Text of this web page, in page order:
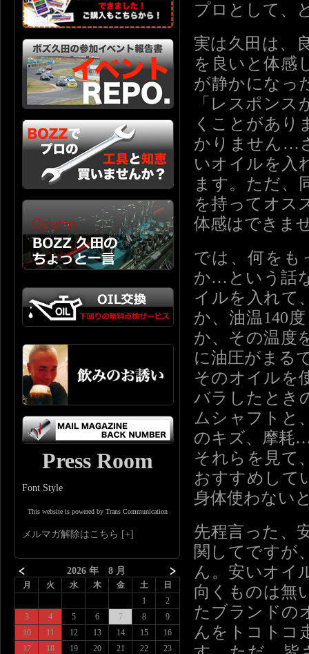
プロとして、
実は久田は、
を良いと体感
が静かになっ
「レスポン
くことがあり
かりません…
いオイルを入
ます。ただ、
を持ってオス
体感はできま
では、何を
か…という話
イルを入れて
か、油温140
か、その温度
に油圧がまる
そのオイルを
バラしたとき
ムシャフトと
のキズ、摩耗
それらを見て
おすすめして
身体使わない
先程言った、
関してですが
ん。安いオイ
向くものは無
たブランドの
んをトコトコ
Press Room
Font Style
This website is powered by Trans Communication
メルマガ解除はこちら
2026 年 8 月
月 火 水 木 金 土
日
1
2
3
4 5 6 7 8
9
10
11 12 13 14 15
16
17
18 19 20 21 22 23